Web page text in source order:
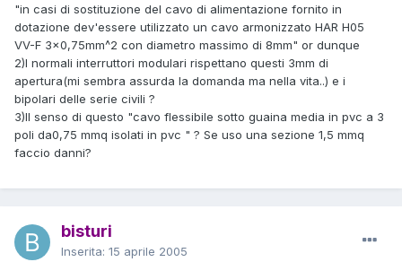
"in casi di sostituzione del cavo di alimentazione fornito in
dotazione dev'essere utilizzato un cavo armonizzato HAR H05
VV-F 3x0,75mm^2 con diametro massimo di 8mm" or dunque
2)I normali interruttori modulari rispettano questi 3mm di
apertura(mi sembra assurda la domanda ma nella vita..) e i
bipolari delle serie civili ?
3)Il senso di questo "cavo flessibile sotto guaina media in pvc a 3
poli da0,75 mmq isolati in pvc " ? Se uso una sezione 1,5 mmq
faccio danni?
bisturi
Inserita: 15 aprile 2005